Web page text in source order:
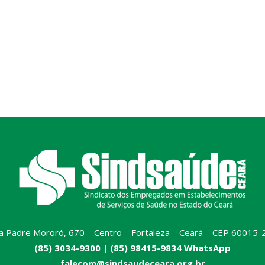
Padre Mororó, 670 – Centro – Fortaleza – Ceará – CEP 60015-
(85) 3034-9300 | (85) 98415-9834 WhatsApp